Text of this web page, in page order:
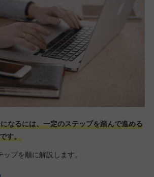
なるには、一定のステップを踏んで進める
す。
プを順に解説します。